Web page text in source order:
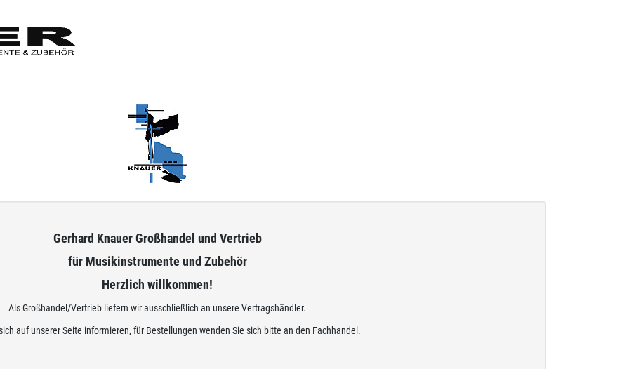
Gerhard Knauer Großhandel und Vertrieb
für Musikinstrumente und Zubehör
Herzlich willkommen!
Als Großhandel/Vertrieb liefern wir ausschließlich an unsere Vertragshändler.
auf unserer Seite informieren, für Bestellungen wenden Sie sich bitte an den Fachhandel.